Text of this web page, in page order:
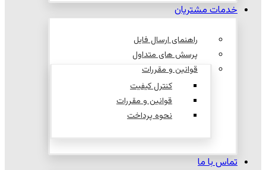
خدمات مشتریان
راهنمای ارسال فایل
پرسش های متداول
قوانین و مقررات
کنترل کیفیت
قوانین و مقررات
نحوه پرداخت
تماس با ما